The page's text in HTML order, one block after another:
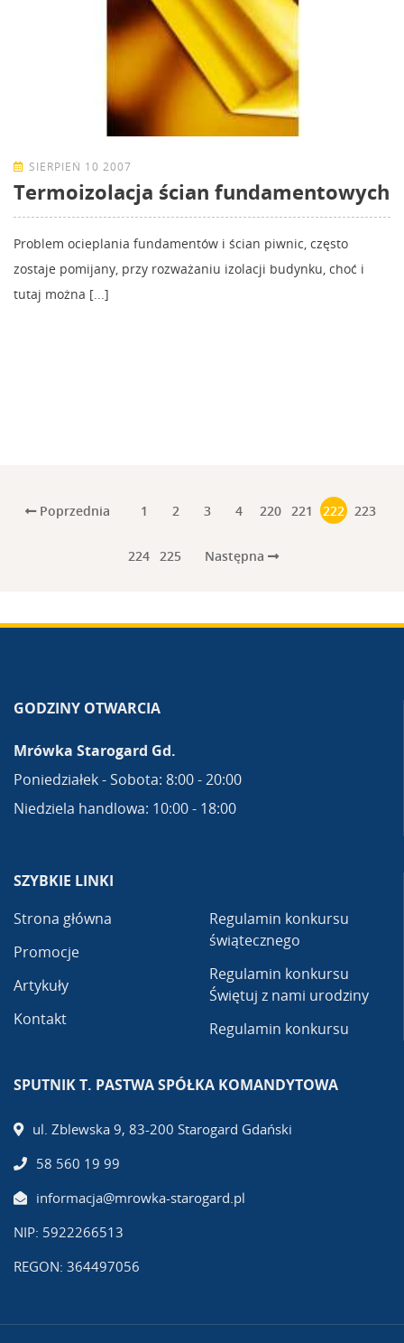
SIERPIEŃ 10 2007
Termoizolacja ścian fundamentowych
Problem ocieplania fundamentów i ścian piwnic, często
zostaje pomijany, przy rozważaniu izolacji budynku, choć i
tutaj można [...]
Poprzednia 1 2 3 4 220 221 222 223
224 225 Następna
GODZINY OTWARCIA
Mrówka Starogard Gd.
Poniedziałek - Sobota: 8:00 - 20:00
Niedziela handlowa: 10:00 - 18:00
SZYBKIE LINKI
Strona główna
Promocje
Artykuły
Kontakt
Regulamin konkursu
świątecznego
Regulamin konkursu
Świętuj z nami urodziny
Regulamin konkursu
SPUTNIK T. PASTWA SPÓŁKA KOMANDYTOWA
ul. Zblewska 9, 83-200 Starogard Gdański
58 560 19 99
informacja@mrowka-starogard.pl
NIP: 5922266513
REGON: 364497056